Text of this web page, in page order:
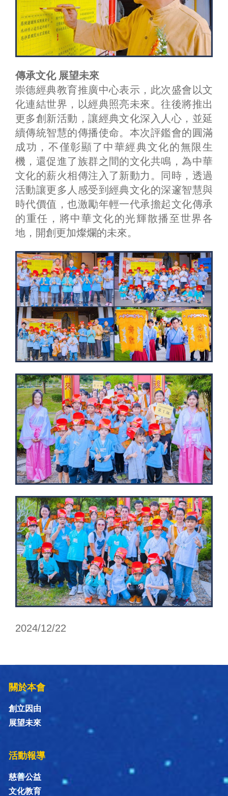
傳承文化 展望未來
崇德經典教育推廣中心表示，此次盛會以文
化連結世界，以經典照亮未來。往後將推出
更多創新活動，讓經典文化深入人心，並延
續傳統智慧的傳播使命。本次評鑑會的圓滿
成功，不僅彰顯了中華經典文化的無限生
機，還促進了族群之間的文化共鳴，為中華
文化的薪火相傳注入了新動力。同時，透過
活動讓更多人感受到經典文化的深邃智慧與
時代價值，也激勵年輕一代承擔起文化傳承
的重任，將中華文化的光輝散播至世界各
地，開創更加燦爛的未來。
2024/12/22
關於本會
創立因由
展望未來
活動報導
慈善公益
文化教育